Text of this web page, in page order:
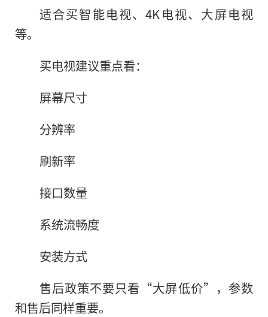
适合买智能电视、4K电视、大屏电视
等。
买电视建议重点看：
屏幕尺寸
分辨率
刷新率
接口数量
系统流畅度
安装方式
售后政策不要只看“大屏低价”，参数
和售后同样重要。